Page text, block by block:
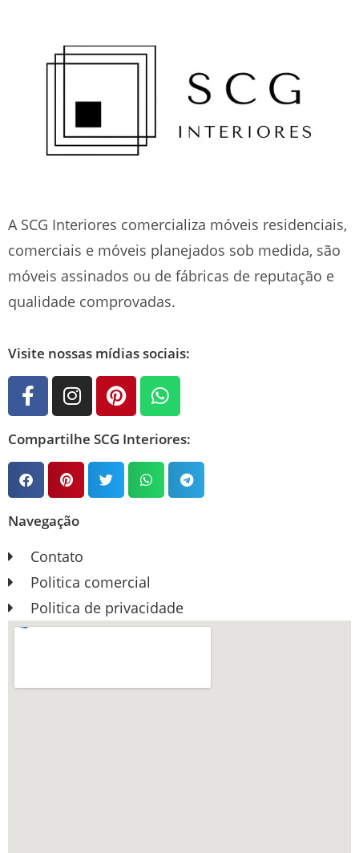
A SCG Interiores comercializa móveis residenciais,
comerciais e móveis planejados sob medida, são
móveis assinados ou de fábricas de reputação e
qualidade comprovadas.
Visite nossas mídias sociais:
Compartilhe SCG Interiores:
Navegação
Contato
Politica comercial
Politica de privacidade